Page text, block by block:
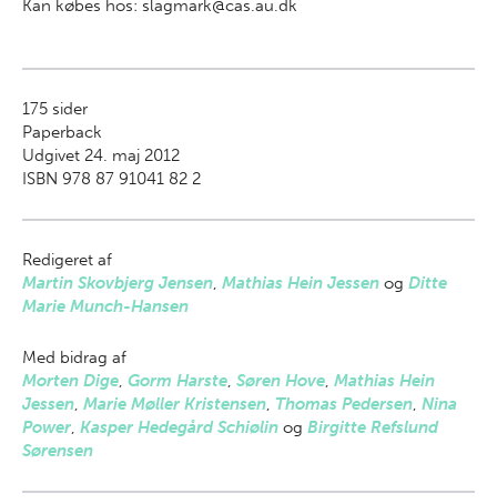
Kan købes hos: slagmark@cas.au.dk
175 sider
Paperback
Udgivet 24. maj 2012
ISBN 978 87 91041 82 2
Redigeret af
Martin Skovbjerg Jensen, Mathias Hein Jessen og Ditte
Marie Munch-Hansen
Med bidrag af
Morten Dige, Gorm Harste, Søren Hove, Mathias Hein
Jessen, Marie Møller Kristensen, Thomas Pedersen, Nina
Power, Kasper Hedegård Schiølin og Birgitte Refslund
Sørensen